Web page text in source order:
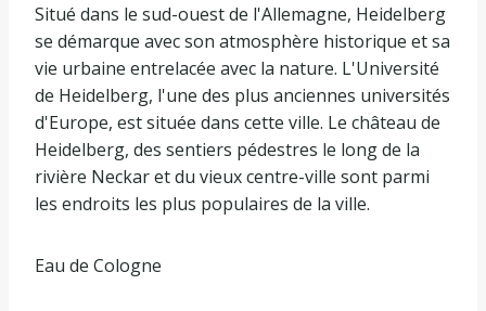
Situé dans le sud-ouest de l'Allemagne, Heidelberg
se démarque avec son atmosphère historique et sa
vie urbaine entrelacée avec la nature. L'Université
de Heidelberg, l'une des plus anciennes universités
d'Europe, est située dans cette ville. Le château de
Heidelberg, des sentiers pédestres le long de la
rivière Neckar et du vieux centre-ville sont parmi
les endroits les plus populaires de la ville.
Eau de Cologne